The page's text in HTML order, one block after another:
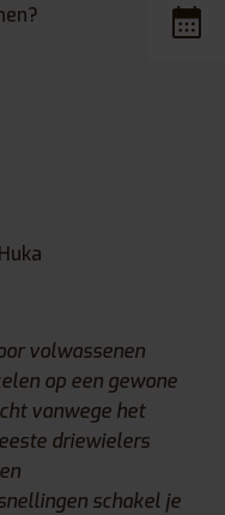
volwassenen
op een gewone
vanwege het
driewielers
schakel je